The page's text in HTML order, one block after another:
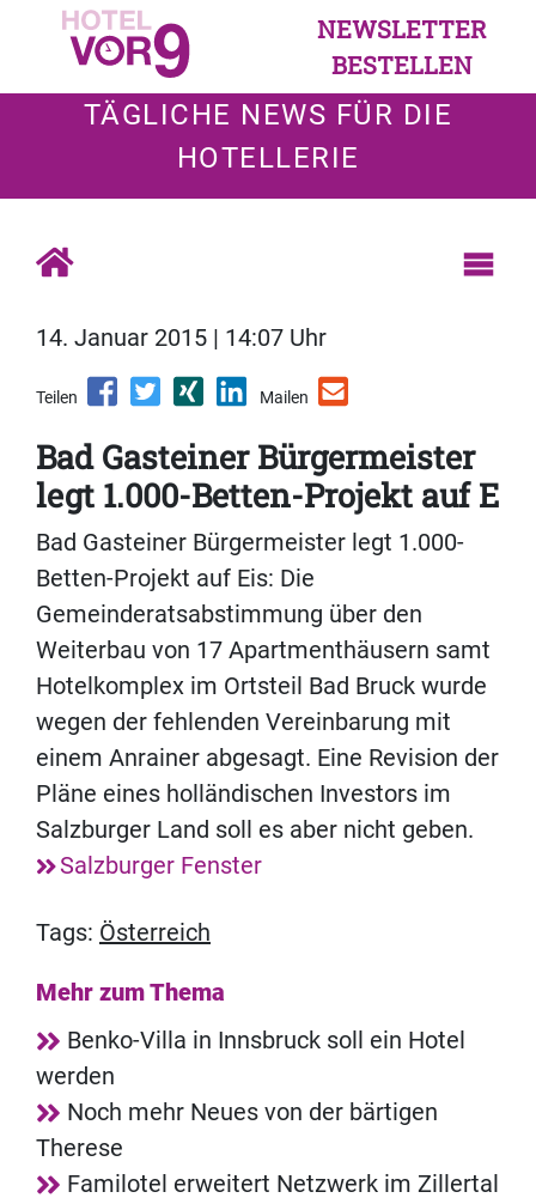
NEWSLETTER
BESTELLEN
TÄGLICHE NEWS FÜR DIE
HOTELLERIE
14. Januar 2015 | 14:07 Uhr
Teilen Mailen
Bad Gasteiner Bürgermeister
legt 1.000-Betten-Projekt auf E
Bad Gasteiner Bürgermeister legt 1.000-
Betten-Projekt auf Eis: Die
Gemeinderatsabstimmung über den
Weiterbau von 17 Apartmenthäusern samt
Hotelkomplex im Ortsteil Bad Bruck wurde
wegen der fehlenden Vereinbarung mit
einem Anrainer abgesagt. Eine Revision der
Pläne eines holländischen Investors im
Salzburger Land soll es aber nicht geben.
Salzburger Fenster
Tags: Österreich
Mehr zum Thema
Benko-Villa in Innsbruck soll ein Hotel
werden
Noch mehr Neues von der bärtigen
Therese
Familotel erweitert Netzwerk im Zillertal